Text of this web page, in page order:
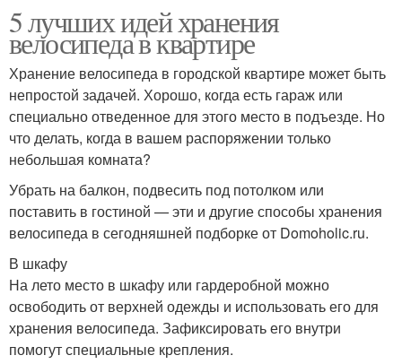
5 лучших идей хранения
велосипеда в квартире
Хранение велосипеда в городской квартире может быть
непростой задачей. Хорошо, когда есть гараж или
специально отведенное для этого место в подъезде. Но
что делать, когда в вашем распоряжении только
небольшая комната?
Убрать на балкон, подвесить под потолком или
поставить в гостиной — эти и другие способы хранения
велосипеда в сегодняшней подборке от Domoholic.ru.
В шкафу
На лето место в шкафу или гардеробной можно
освободить от верхней одежды и использовать его для
хранения велосипеда. Зафиксировать его внутри
помогут специальные крепления.